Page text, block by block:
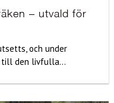
– utvald för
och under
till den livfulla...